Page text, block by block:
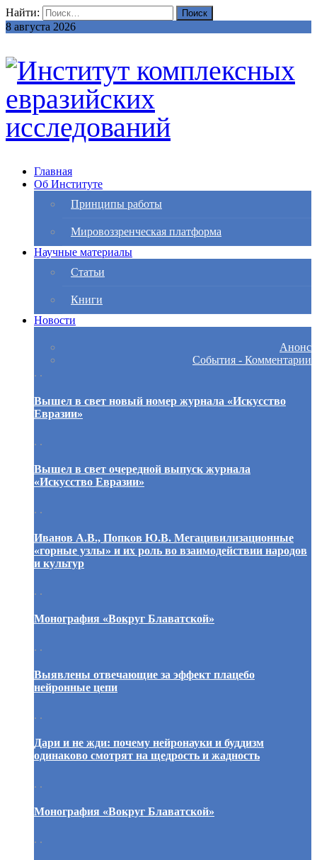
Найти:
8 августа 2026
Главная
Об Институте
Принципы работы
Мировоззренческая платформа
Научные материалы
Статьи
Книги
Новости
Анонс
События - Комментарии
. .
Вышел в свет новый номер журнала «Искусство
Евразии»
. .
Вышел в свет очередной выпуск журнала
«Искусство Евразии»
. .
Иванов А.В., Попков Ю.В. Мегацивилизационные
«горные узлы» и их роль во взаимодействии народов
и культур
. .
Монография «Вокруг Блаватской»
. .
Выявлены отвечающие за эффект плацебо
нейронные цепи
. .
Дари и не жди: почему нейронауки и буддизм
одинаково смотрят на щедрость и жадность
. .
Монография «Вокруг Блаватской»
. .